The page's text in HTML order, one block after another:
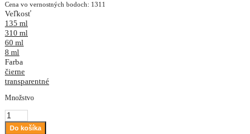
Cena vo vernostných bodoch: 1311
Veľkosť
135 ml
310 ml
60 ml
8 ml
Farba
čierne
transparentné
Množstvo